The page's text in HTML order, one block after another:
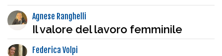
Agnese Ranghelli
Il valore del lavoro femminile
Federica Volpi